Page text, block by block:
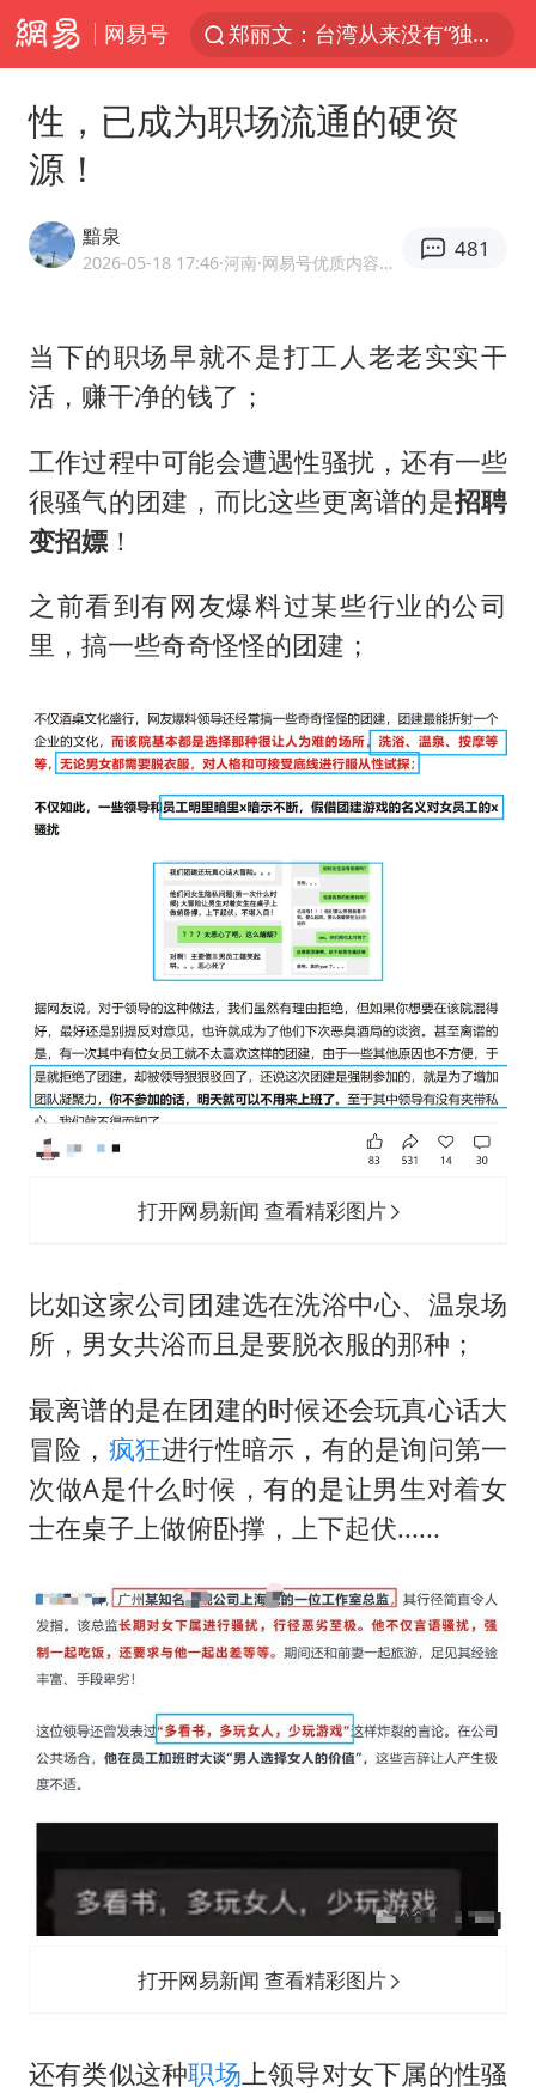
网易号
郑丽文：台湾从来没有“独立”过
酒店回应车内过夜被收150元
黄金牛市回来了吗
酒店花洒现排泄物住客索赔遭拒
杭州全市有序停课
新疆优化调整景区内自驾服务费
乐享全民健身 共筑健康中国
性，已成为职场流通的硬资
源！
黯泉
2026-05-18 17:46·河南 ·网易号优质内容创作者
481
当下的职场早就不是打工人老老实实干
活，赚干净的钱了；
工作过程中可能会遭遇性骚扰，还有一些
很骚气的团建，而比这些更离谱的是招聘
变招嫖！
之前看到有网友爆料过某些行业的公司
里，搞一些奇奇怪怪的团建；
打开网易新闻 查看精彩图片
比如这家公司团建选在洗浴中心、温泉场
所，男女共浴而且是要脱衣服的那种；
最离谱的是在团建的时候还会玩真心话大
冒险， 疯狂进行性暗示，有的是询问第一
次做A是什么时候，有的是让男生对着女
士在桌子上做俯卧撑，上下起伏......
打开网易新闻 查看精彩图片
还有类似这种职场上领导对女下属的性骚